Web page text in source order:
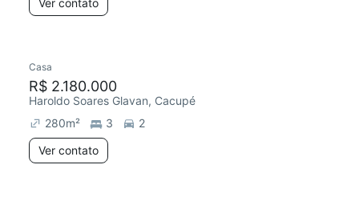
Ver contato
Casa
R$ 2.180.000
Haroldo Soares Glavan, Cacupé
280m² 3
2
Ver contato